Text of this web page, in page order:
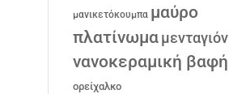
μανικετόκουμπα μαύρο
πλατίνωμαμενταγιόν
νανοκεραμική βαφή
ορείχαλκο